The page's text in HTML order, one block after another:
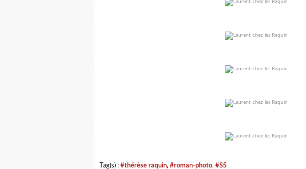
Tag(s) : #thérèse raquin, #roman-photo, #S5